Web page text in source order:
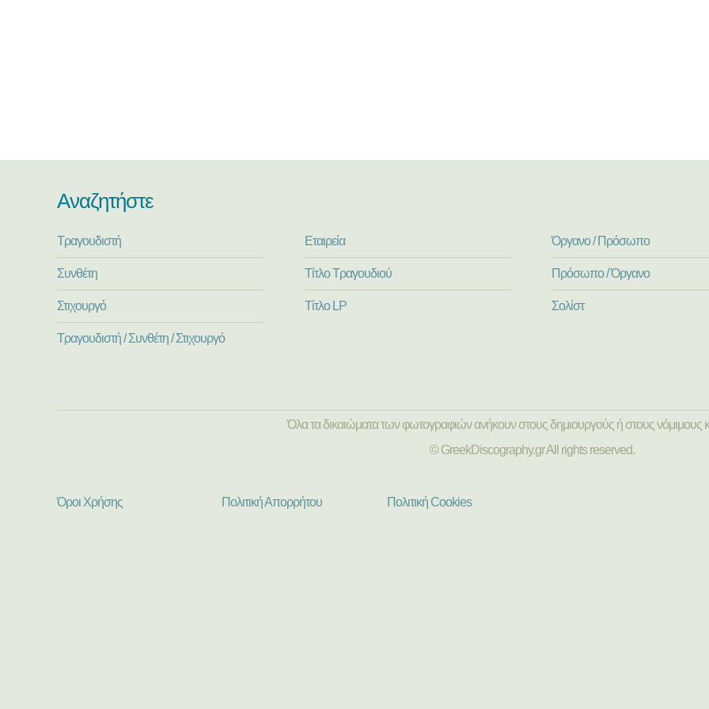
Αναζητήστε
Τραγουδιστή
Συνθέτη
Στιχουργό
Τραγουδιστή / Συνθέτη / Στιχουργό
Εταιρεία
Τίτλο Τραγουδιού
Τίτλο LP
Όργανο / Πρόσωπο
Πρόσωπο / Όργανο
Σολίστ
Όλα τα δικαιώματα των φωτογραφιών ανήκουν στους δημιουργούς ή στους νόμιμους
© GreekDiscography.gr All rights reserved.
Όροι Χρήσης Πολιτική Απορρήτου Πολιτική Cookies